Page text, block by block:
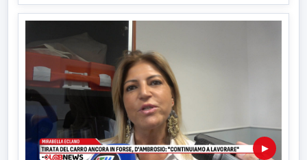
▶